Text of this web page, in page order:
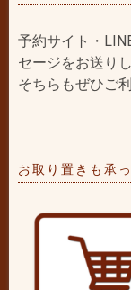
予約サイト・
セージをお送り
そちらもぜひご
お取り置きも承